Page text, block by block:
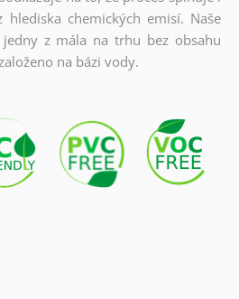
chemických emisí. Naše
z mála na trhu bez obsahu
na bázi vody.